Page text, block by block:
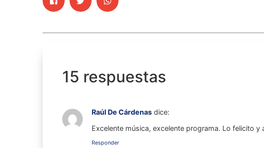
15 respuestas
Raúl De Cárdenas dice:
Excelente música, excelente programa. Lo felicito
Responder